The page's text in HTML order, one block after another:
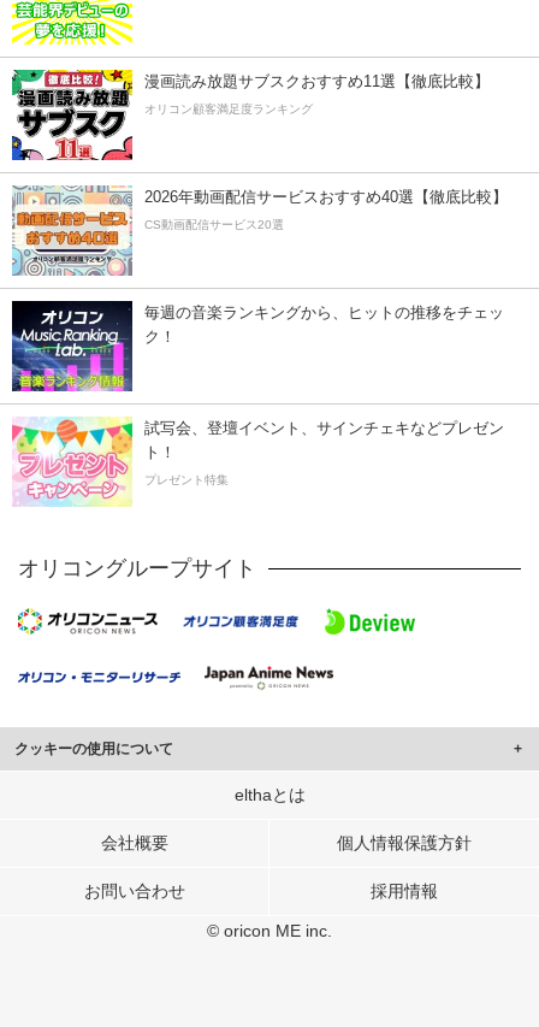
漫画読み放題サブスクおすすめ11選【徹底比較】
オリコン顧客満足度ランキング
2026年動画配信サービスおすすめ40選【徹底比較】
CS動画配信サービス20選
毎週の音楽ランキングから、ヒットの推移をチェッ
ク！
試写会、登壇イベント、サインチェキなどプレゼン
ト！
プレゼント特集
オリコングループサイト
クッキーの使用について
このサイトでは Cookie を使用して、ユーザーに合わせたコンテンツや広告の
行っています。
メディアや広告配信、データ解析の各パートナーに提供しています。
elthaとは
会社概要 個人情報保護方針
お問い合わせ 採用情報
© oricon ME inc.